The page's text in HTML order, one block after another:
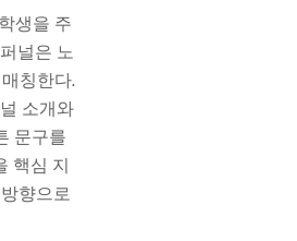
생을 주
널은 노
칭한다.
소개와
문구를
핵심 지
향으로